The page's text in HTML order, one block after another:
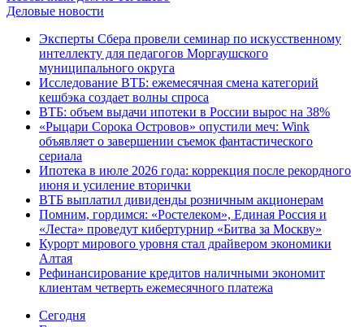
Деловые новости
Эксперты Сбера провели семинар по искусственному
интеллекту для педагогов Моргаушского
муниципального округа
Исследование ВТБ: ежемесячная смена категорий
кешбэка создает волны спроса
ВТБ: объем выдачи ипотеки в России вырос на 38%
«Рыцари Сорока Островов» опустили меч: Wink
объявляет о завершении съемок фантастического
сериала
Ипотека в июле 2026 года: коррекция после рекордного
июня и усиление вторички
ВТБ выплатил дивиденды розничным акционерам
Помним, гордимся: «Ростелеком», Единая Россия и
«Леста» проведут кибертурнир «Битва за Москву»
Курорт мирового уровня стал драйвером экономики
Алтая
Рефинансирование кредитов наличными экономит
клиентам четверть ежемесячного платежа
Cегодня